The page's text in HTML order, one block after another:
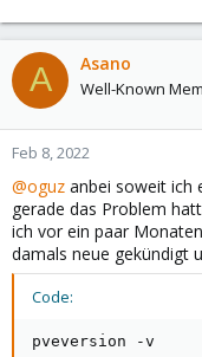
A Asano
Well-Known
Feb 8, 2022
@oguz anbei soweit ich
gerade das Problem
ich vor ein paar
damals neue gekündigt
Code:
pveversion -v